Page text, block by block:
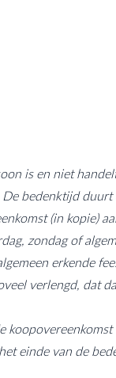
is en niet
bedenktijd
(in kopie)
zondag of
erkende
verlengd, dat
einde van de